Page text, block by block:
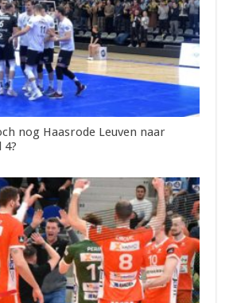
nog Haasrode Leuven naar
4?